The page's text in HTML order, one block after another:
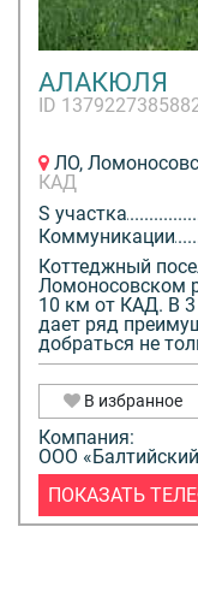
АЛАКЮЛЯ
ID
ЛО,
КАД
S участка
Коммуникации
Коттеджный
Ломоносовском
10 км от КАД. В 3
дает ряд
добраться не
В избранное
Компания:
ООО
ПОКАЗАТЬ